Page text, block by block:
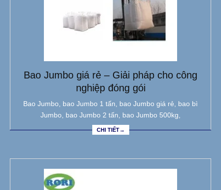
Bao Jumbo giá rẻ – Giải pháp cho công
nghiệp đóng gói
Bao Jumbo, bao Jumbo 1 tấn, bao Jumbo giá rẻ, bao bì
Jumbo, bao Jumbo 2 tấn, bao Jumbo 500kg,
CHI TIẾT→